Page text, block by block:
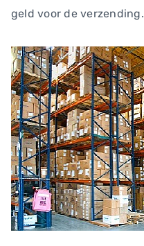
geld voor de verzending.